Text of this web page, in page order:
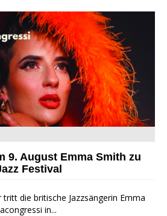
zu Gast beim Garda Jazz
9. August Emma Smith zu
Festival
die britische Jazzsängerin Emma
in...